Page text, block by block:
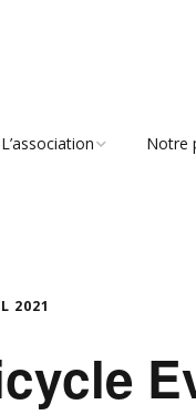
L’association Notre
2021